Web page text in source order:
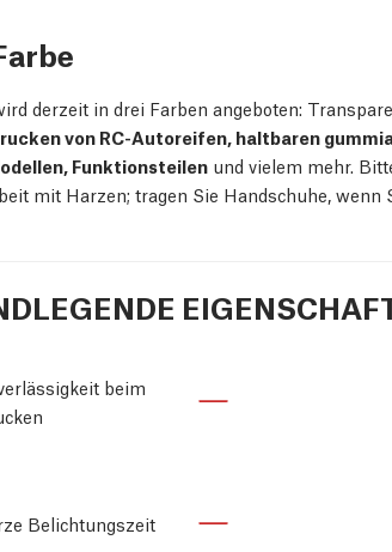
derzeit in drei Farben angeboten:
von RC-Autoreifen, haltbaren
Funktionsteilen und vielem mehr.
mit Harzen; tragen Sie Handschuhe, wenn
beim
Belichtungszeit